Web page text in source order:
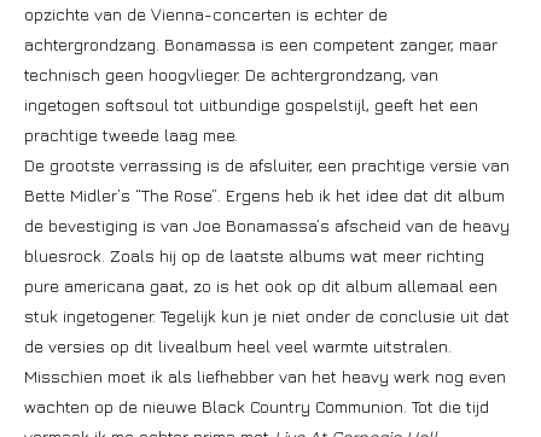
opzichte van de Vienna-concerten is echter de
achtergrondzang. Bonamassa is een competent zanger, maar
technisch geen hoogvlieger. De achtergrondzang, van
ingetogen softsoul tot uitbundige gospelstijl, geeft het een
prachtige tweede laag mee.
De grootste verrassing is de afsluiter, een prachtige versie van
Bette Midler’s “The Rose”. Ergens heb ik het idee dat dit album
de bevestiging is van Joe Bonamassa’s afscheid van de heavy
bluesrock. Zoals hij op de laatste albums wat meer richting
pure americana gaat, zo is het ook op dit album allemaal een
stuk ingetogener. Tegelijk kun je niet onder de conclusie uit dat
de versies op dit livealbum heel veel warmte uitstralen.
Misschien moet ik als liefhebber van het heavy werk nog even
wachten op de nieuwe Black Country Communion. Tot die tijd